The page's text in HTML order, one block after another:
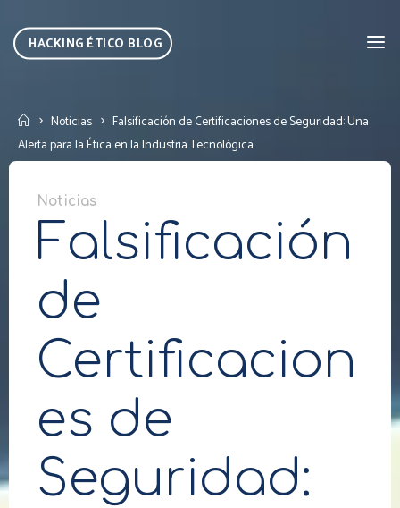
content
HACKING ÉTICO BLOG
HomeNoticias
Falsificación de Certificaciones de Seguridad: Una
Alerta para la Ética en la Industria Tecnológica
Noticias
Falsificación
de
Certificacion
es de
Seguridad: